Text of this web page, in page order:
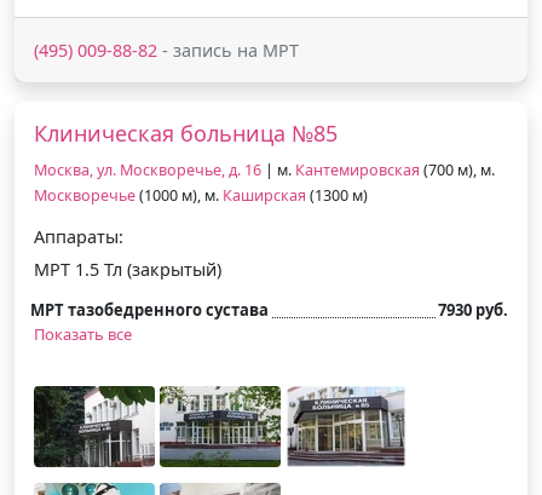
(495) 009-88-82 - запись на МРТ
Клиническая больница №85
Москва, ул. Москворечье, д. 16 | м. Кантемировская (700 м), м.
Москворечье(1000 м), м. Каширская (1300 м)
Аппараты:
МРТ 1.5 Тл (закрытый)
МРТ тазобедренного сустава
7930 руб.
Показать все